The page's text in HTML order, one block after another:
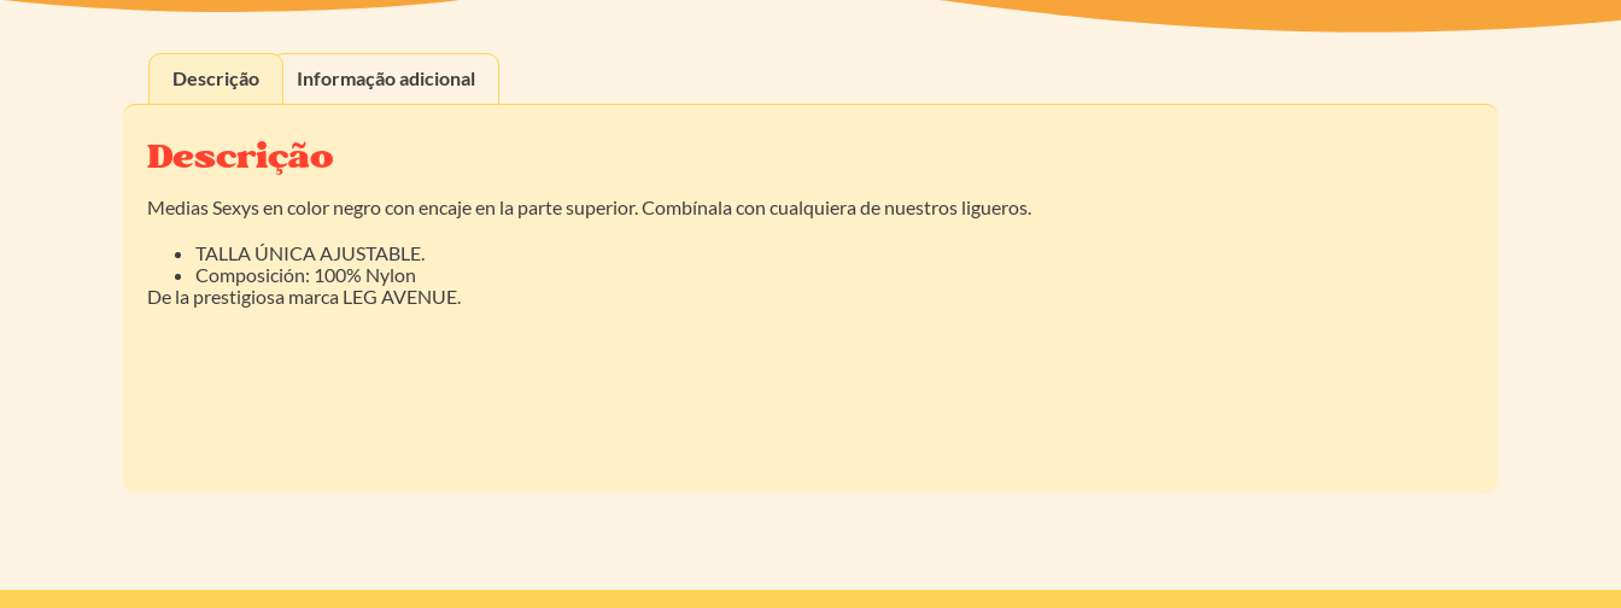
Descrição Informação adicional
Descrição
Medias Sexys en color negro con encaje en la parte superior. Combínala con cualquiera de nuestros ligueros.
TALLA ÚNICA AJUSTABLE.
Composición: 100% Nylon
De la prestigiosa marca LEG AVENUE.